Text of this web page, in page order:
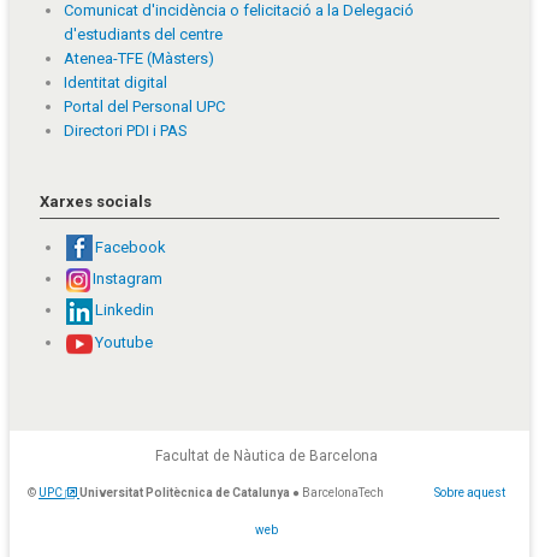
Comunicat d'incidència o felicitació a la Delegació
d'estudiants del centre
Atenea-TFE (Màsters)
Identitat digital
Portal del Personal UPC
Directori PDI i PAS
Xarxes socials
Facebook
Instagram
Linkedin
Youtube
Facultat de Nàutica de Barcelona
© UPC Universitat Politècnica de Catalunya ● BarcelonaTech Sobre aquest
web